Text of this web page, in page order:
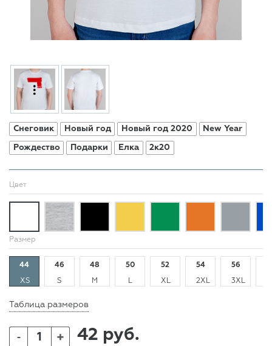
Снеговик Новый год Новый год 2020 New Year
Рождество Подарки Елка 2к20
Цвет
Размер
44
XS
46
S
48
M
50
L
52
XL
54
2XL
56
3XL
Таблица размеров
- + 42 руб.